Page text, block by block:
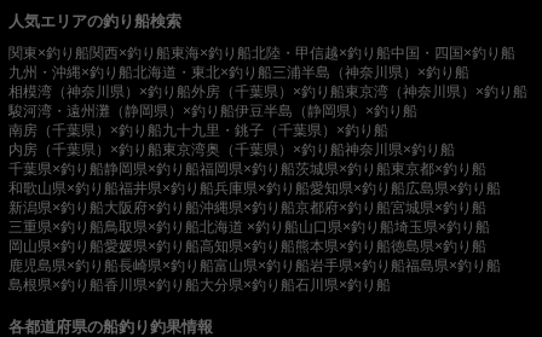
人気エリアの釣り船検索
関東×釣り船関西×釣り船東海×釣り船北陸・甲信越×釣り船中国・四国×釣り船
九州・沖縄×釣り船北海道・東北×釣り船三浦半島（神奈川県）×釣り船
相模湾（神奈川県）×釣り船外房（千葉県）×釣り船東京湾（神奈川県）×釣り船
駿河湾・遠州灘（静岡県）×釣り船伊豆半島（静岡県）×釣り船
南房（千葉県）×釣り船九十九里・銚子（千葉県）×釣り船
内房（千葉県）×釣り船東京湾奥（千葉県）×釣り船神奈川県×釣り船
千葉県×釣り船静岡県×釣り船福岡県×釣り船茨城県×釣り船東京都×釣り船
和歌山県×釣り船福井県×釣り船兵庫県×釣り船愛知県×釣り船広島県×釣り船
新潟県×釣り船大阪府×釣り船沖縄県×釣り船京都府×釣り船宮城県×釣り船
三重県×釣り船鳥取県×釣り船北海道 ×釣り船山口県×釣り船埼玉県×釣り船
岡山県×釣り船愛媛県×釣り船高知県×釣り船熊本県×釣り船徳島県×釣り船
鹿児島県×釣り船長崎県×釣り船富山県×釣り船岩手県×釣り船福島県×釣り船
島根県×釣り船香川県×釣り船大分県×釣り船石川県×釣り船
各都道府県の船釣り釣果情報